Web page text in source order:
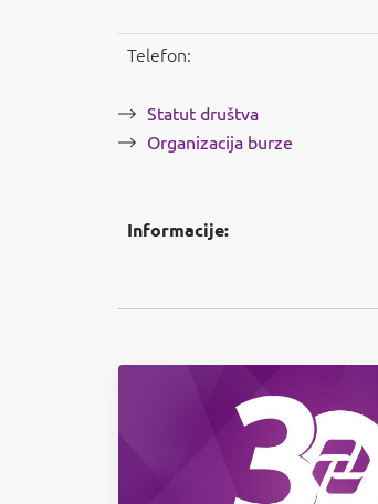
Telefon:
Statut društva
Organizacija burze
Informacije: